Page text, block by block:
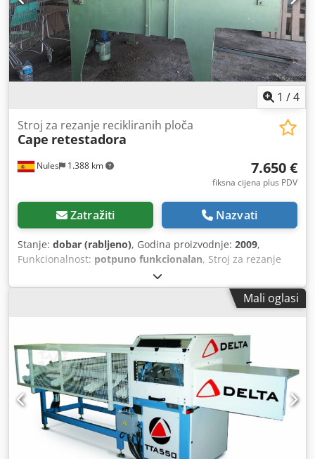
1 /4
Nules 1.388 km
Stroj za rezanje recikliranih ploča
Cape retestadora
7.650 €
fiksna cijena plus PDV
Zatražiti Nazvati
Stanje: dobar (rabljeno), Godina proizvodnje: 2009,
Funkcionalnost: potpuno funkcionalan, Stroj za rezanje
recikliranih ploča. Korištenje recikliranih ploča Dkodpfx
Amjurmqdonjr
Mali oglasi